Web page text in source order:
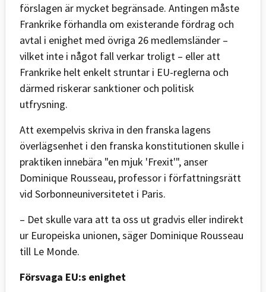
förslagen är mycket begränsade. Antingen måste
Frankrike förhandla om existerande fördrag och
avtal i enighet med övriga 26 medlemsländer –
vilket inte i något fall verkar troligt – eller att
Frankrike helt enkelt struntar i EU-reglerna och
därmed riskerar sanktioner och politisk
utfrysning.
Att exempelvis skriva in den franska lagens
överlägsenhet i den franska konstitutionen skulle i
praktiken innebära "en mjuk 'Frexit'", anser
Dominique Rousseau, professor i författningsrätt
vid Sorbonneuniversitetet i Paris.
– Det skulle vara att ta oss ut gradvis eller indirekt
ur Europeiska unionen, säger Dominique Rousseau
till Le Monde.
Försvaga EU:s enighet